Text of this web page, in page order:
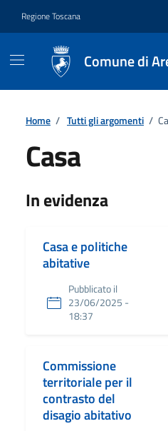
Regione Toscana
Comune di
Home / Tutti gli argomenti /
Casa
Dettagli
In evidenza
Casa e politiche
abitative
Pubblicato il
23/06/2025 -
18:37
Commissione
territoriale per il
contrasto del
disagio abitativo